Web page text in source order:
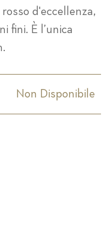
d'eccellenza,
fini. È l’unica
Non Disponibile